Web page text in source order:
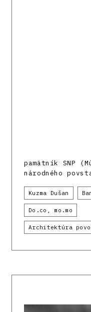
pamätník SNP
národného
Kuzma Dušan
Do.co, mo.mo
Architektúra